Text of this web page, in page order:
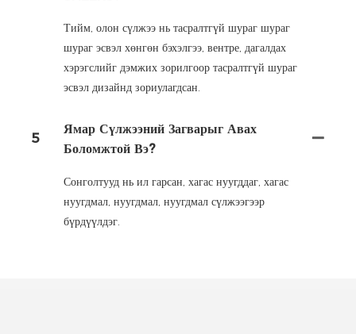
Тийм, олон сүлжээ нь тасралтгүй шураг шураг
шураг эсвэл хөнгөн бэхэлгээ, вентре, дагалдах
хэрэгслийг дэмжих зорилгоор тасралтгүй шураг
эсвэл дизайнд зориулагдсан.
5
Ямар Сүлжээний Загварыг Авах
Боломжтой Вэ?
Сонголтууд нь ил гарсан, хагас нуугддаг, хагас
нуугдмал, нуугдмал, нуугдмал сүлжээгээр
бүрдүүлдэг.